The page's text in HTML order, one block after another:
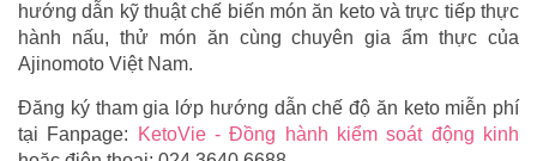
hướng dẫn kỹ thuật chế biến món ăn keto và trực tiếp thực
hành nấu, thử món ăn cùng chuyên gia ẩm thực của
Ajinomoto Việt Nam.
Đăng ký tham gia lớp hướng dẫn chế độ ăn keto miễn phí
tại Fanpage:
KetoVie - Đồng hành kiểm soát động kinh